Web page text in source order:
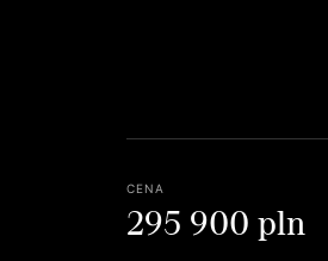
cena
295 900 pln